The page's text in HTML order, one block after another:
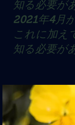
知る必要が
2021年4月
これに加え
知る必要が